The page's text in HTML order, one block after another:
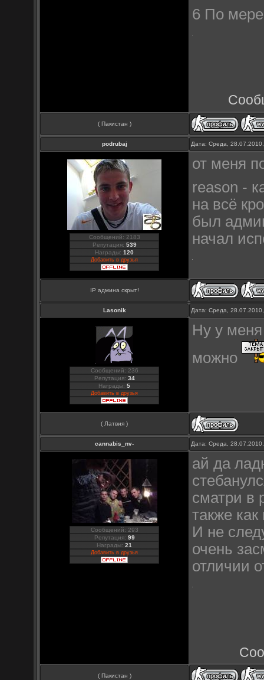
6 По мере
( Пакистан )
podrubaj Дата: Среда,
Сообщений: 2183
Репутация: 539
Награды:120
Добавить в друзья
от меня
reason -
на всё
был
начал
IP админа скрыт!
Lasonik Дата: Среда,
Сообщений: 236
Репутация: 34
Награды:5
Добавить в друзья
Ну у меня
можно
( Латвия )
cannabis_nv- Дата: Среда,
Сообщений: 293
Репутация: 99
Награды:21
Добавить в друзья
ай да
сматри в
также
И не
очень
отличии
( Пакистан )